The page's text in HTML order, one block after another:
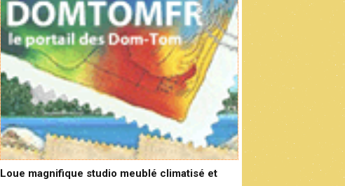
Loue magnifique studio meublé climatisé et